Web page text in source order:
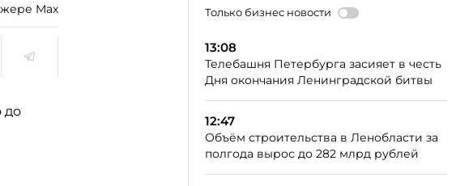
Max
до
Только бизнес новости
13:08
Телебашня Петербурга засияет в честь
Дня окончания Ленинградской битвы
12:47
Объём строительства в Ленобласти за
полгода вырос до 282 млрд рублей